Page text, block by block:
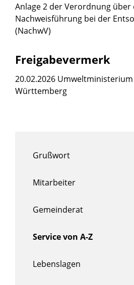
Anlage 2 derVerordnung über
Nachweisführung bei der
(NachwV)
Freigabevermerk
20.02.2026
Württemberg
Grußwort
Mitarbeiter
Gemeinderat
Service von A-Z
Lebenslagen